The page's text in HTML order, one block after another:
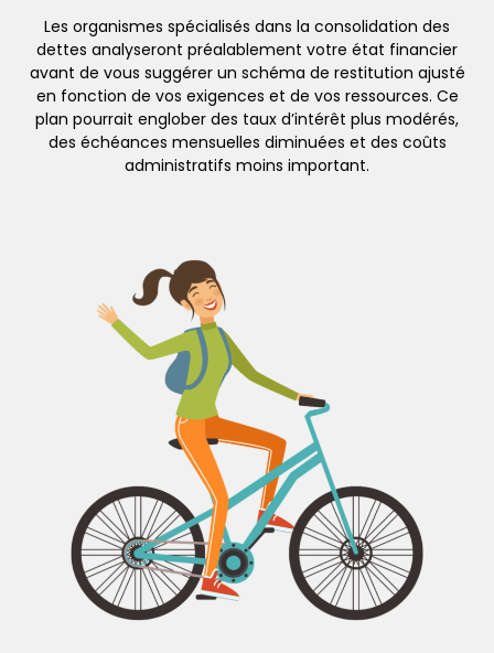
Les organismes spécialisés dans la consolidation des
dettes analyseront préalablement votre état financier
avant de vous suggérer un schéma de restitution ajusté
en fonction de vos exigences et de vos ressources. Ce
plan pourrait englober des taux d’intérêt plus modérés,
des échéances mensuelles diminuées et des coûts
administratifs moins important.